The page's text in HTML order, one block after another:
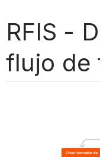
RFIS -
flujo de